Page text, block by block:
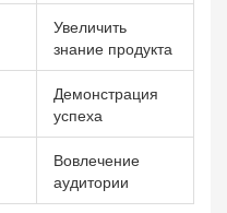
Увеличить
знание продукта
Демонстрация
успеха
Вовлечение
аудитории